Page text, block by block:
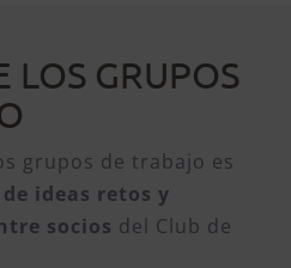
LOS GRUPOS
grupos de trabajo es
ideas retos y
socios del Club de